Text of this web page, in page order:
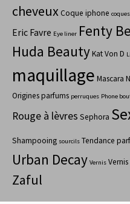
cheveuxCoque iphone coques
Eric Favre Eye liner Fenty
Huda BeautyKat Von D
maquillage Mascara
Origines parfums perruques Phone
Rouge à lèvres Sephora
Shampooing sourcils Tendance
Urban Decay Vernis
Zaful